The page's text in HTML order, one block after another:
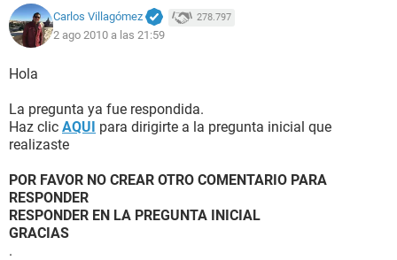
Carlos Villagómez 278.797
2 ago 2010 a las 21:59
Hola
La pregunta ya fue respondida.
Haz clic AQUI para dirigirte a la pregunta inicial que
realizaste
POR FAVOR NO CREAR OTRO COMENTARIO PARA
RESPONDER
RESPONDER EN LA PREGUNTA INICIAL
GRACIAS
.